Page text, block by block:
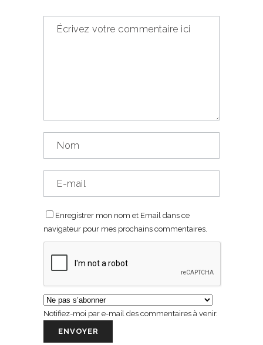
Enregistrer mon nom et Email dans ce
navigateur pour mes prochains commentaires.
Notifiez-moi par e-mail des commentaires à venir.